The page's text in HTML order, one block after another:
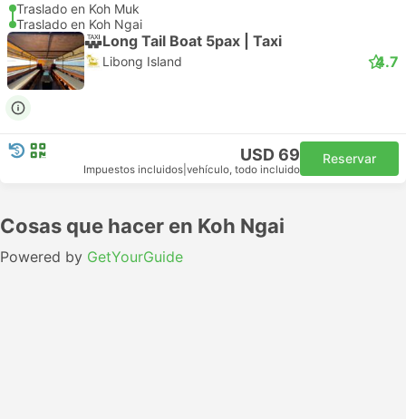
Traslado en Koh Muk
Traslado en Koh Ngai
Long Tail Boat 5pax | Taxi
Libong Island 4.7
USD 69
Impuestos incluidos vehículo, todo incluido
Reservar
Cosas que hacer en Koh Ngai
Powered by GetYourGuide